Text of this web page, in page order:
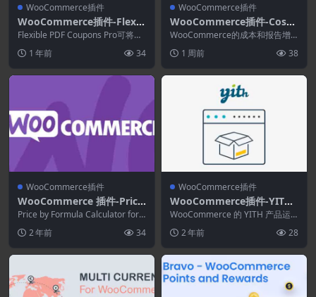
WooCommerce插件
WooCommerce插件-Flexib
le PDF Coupons PRO Woo
Commerce 2.3.0
Flexible PDF Coupons Pro可将其
1 年前 34
WooCommerce插件
WooCommerce插件-Cost
& Reports for WooComm
erce 3.7.6
WooCommerce的成本和报告增
智能建议更新价...
1 周前 38
WooCommerce插件
WooCommerce 插件-Price
by Formula Calculator for
WooCommerce 3.0.1
Price by Formula Calculator for
2 年前 34
WooCommerce插件
WooCommerce插件-YITH
Product Shipping for Woo
Commerce Premium 1.31.
0
WooCommerce 的 YITH 产品运
的运输...
2 年前 28